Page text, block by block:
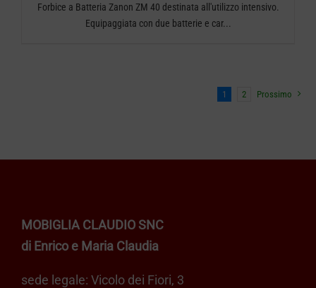
Forbice a Batteria Zanon ZM 40 destinata all'utilizzo intensivo.
Equipaggiata con due batterie e car...
1 2 Prossimo
MOBIGLIA CLAUDIO SNC
di Enrico e Maria Claudia
sede legale: Vicolo dei Fiori, 3